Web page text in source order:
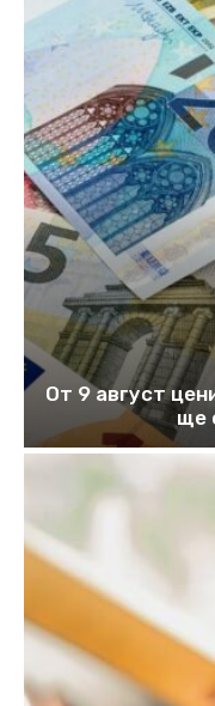
От 9 август
ще